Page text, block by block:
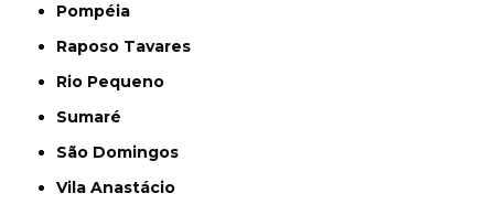
Pompéia
Raposo Tavares
Rio Pequeno
Sumaré
São Domingos
Vila Anastácio